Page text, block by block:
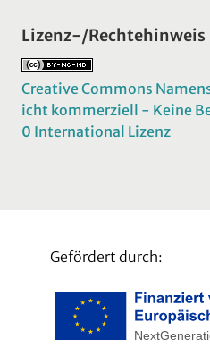
Lizenz-/Rechtehinweis
Creative Commons
icht kommerziell - Keine
0 International Lizenz
Gefördert durch: